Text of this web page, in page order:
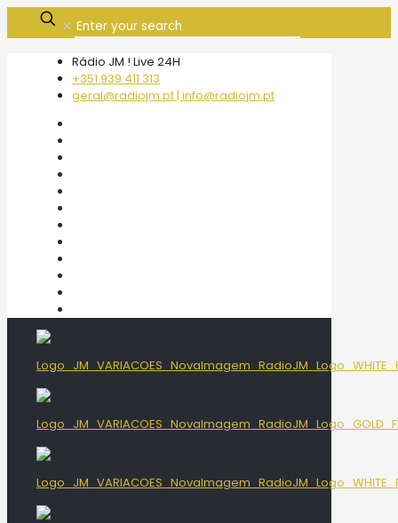
✕
Rádio JM ! Live 24H
+351 939 411 313
geral@radiojm.pt | info@radiojm.pt